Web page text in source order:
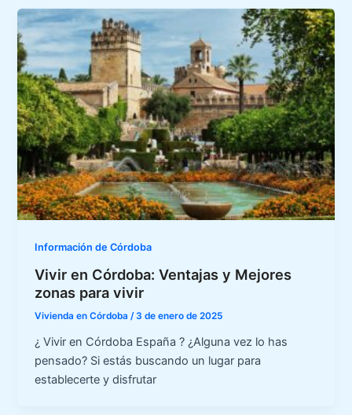
Información de Córdoba
Vivir en Córdoba: Ventajas y Mejores
zonas para vivir
Vivienda en Córdoba/ 3 de enero de 2025
¿ Vivir en Córdoba España ? ¿Alguna vez lo has
pensado? Si estás buscando un lugar para
establecerte y disfrutar